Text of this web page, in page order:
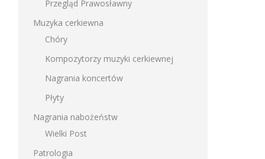
Przegląd Prawosławny
Muzyka cerkiewna
Chóry
Kompozytorzy muzyki cerkiewnej
Nagrania koncertów
Płyty
Nagrania nabożeństw
Wielki Post
Patrologia